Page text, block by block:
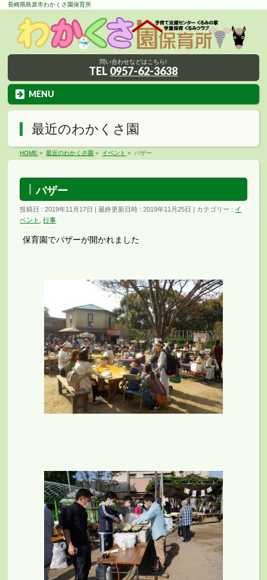
長崎県島原市わかくさ園保育所
問い合わせなどはこちら!
TEL 0957-62-3638
MENU
最近のわかくさ園
HOME » 最近のわかくさ園 » イベント » バザー
バザー
投稿日 : 2019年11月17日 最終更新日時 : 2019年11月25日 カテゴリー : イ
ベント
,行事
保育園でバザーが開かれました